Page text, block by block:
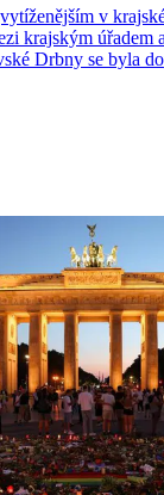
v
krajským úřadem
Drbny se byla